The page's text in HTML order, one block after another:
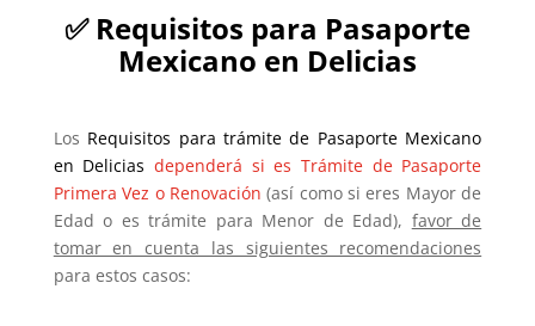
✅ Requisitos para Pasaporte
Mexicano en Delicias
Los Requisitos para trámite de Pasaporte Mexicano
en Delicias dependerá si es Trámite de Pasaporte
Primera Vez o Renovación (así como si eres Mayor de
Edad o es trámite para Menor de Edad), favor de
tomar en cuenta las siguientes recomendaciones
para estos casos: